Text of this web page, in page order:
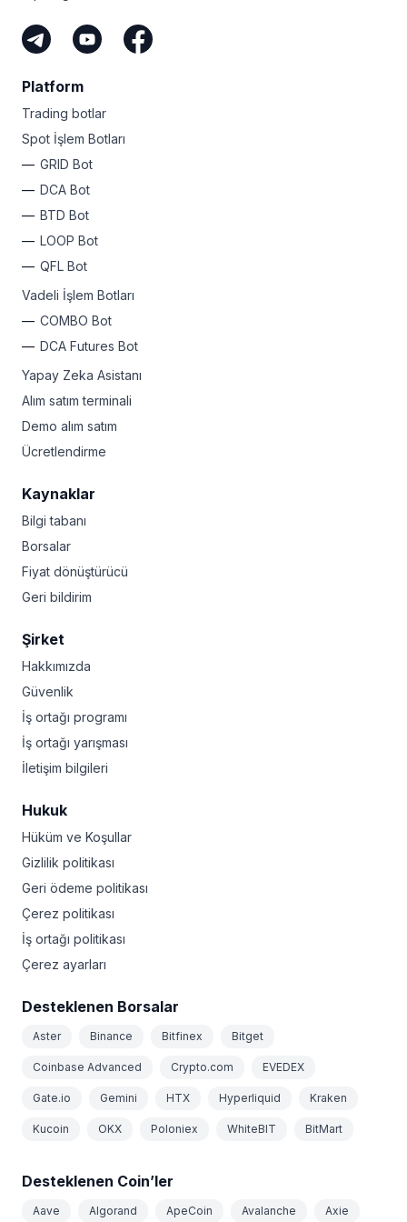
Platform
Trading botlar
Spot İşlem Botları
GRID Bot
DCA Bot
BTD Bot
LOOP Bot
QFL Bot
Vadeli İşlem Botları
COMBO Bot
DCA Futures Bot
Yapay Zeka Asistanı
Alım satım terminali
Demo alım satım
Ücretlendirme
Kaynaklar
Bilgi tabanı
Borsalar
Fiyat dönüştürücü
Geri bildirim
Şirket
Hakkımızda
Güvenlik
İş ortağı programı
İş ortağı yarışması
İletişim bilgileri
Hukuk
Hüküm ve Koşullar
Gizlilik politikası
Geri ödeme politikası
Çerez politikası
İş ortağı politikası
Çerez ayarları
Desteklenen Borsalar
Aster Binance Bitfinex Bitget
Coinbase Advanced Crypto.com EVEDEX
Gate.io Gemini HTX Hyperliquid Kraken
Kucoin OKX Poloniex WhiteBIT BitMart
Desteklenen Coin’ler
Aave Algorand ApeCoin Avalanche Axie